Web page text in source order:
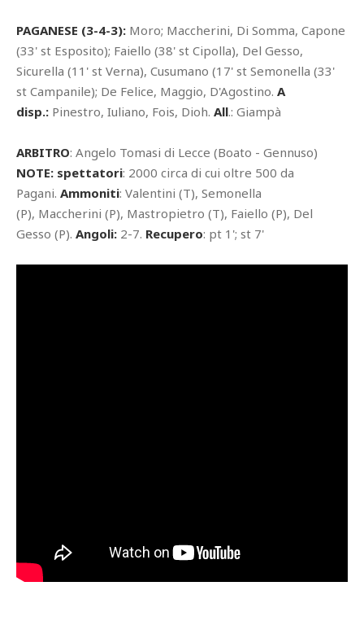
PAGANESE (3-4-3): Moro; Maccherini, Di Somma, Capone
(33' st Esposito); Faiello (38' st Cipolla), Del Gesso,
Sicurella (11' st Verna), Cusumano (17' st Semonella (33'
st Campanile); De Felice, Maggio, D'Agostino. A
disp.: Pinestro, Iuliano, Fois, Dioh. All.: Giampà
ARBITRO: Angelo Tomasi di Lecce (Boato - Gennuso)
NOTE: spettatori: 2000 circa di cui oltre 500 da
Pagani. Ammoniti: Valentini (T), Semonella
(P), Maccherini (P), Mastropietro (T), Faiello (P), Del
Gesso (P). Angoli: 2-7. Recupero: pt 1'; st 7'